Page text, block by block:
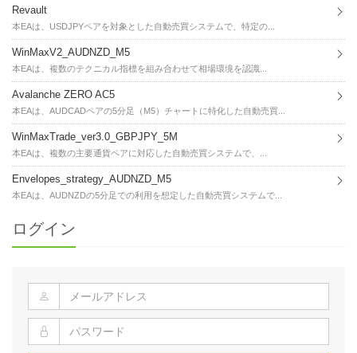
Revault
本EAは、USDJPYペアを対象とした自動売買システムで、特定の...
WinMaxV2_AUDNZD_M5
本EAは、複数のテクニカル指標を組み合わせて相場環境を認識...
Avalanche ZERO AC5
本EAは、AUDCADペアの5分足（M5）チャートに特化した自動売買...
WinMaxTrade_ver3.0_GBPJPY_5M
本EAは、複数の主要通貨ペアに対応した自動売買システムで、...
Envelopes_strategy_AUDNZD_M5
本EAは、AUDNZDの5分足での利用を想定した自動売買システムで...
ログイン